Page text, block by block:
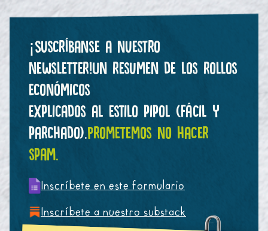
¡Suscríbanse a nuestro
newsletter!Un resumen de los rollos
económicos
explicados al estilo pipol (fácil y
parchado). Prometemos no hacer
spam.
Inscríbete en este formulario
Inscríbete a nuestro substack